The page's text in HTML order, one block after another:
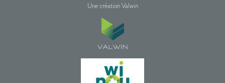
Une création Valwin